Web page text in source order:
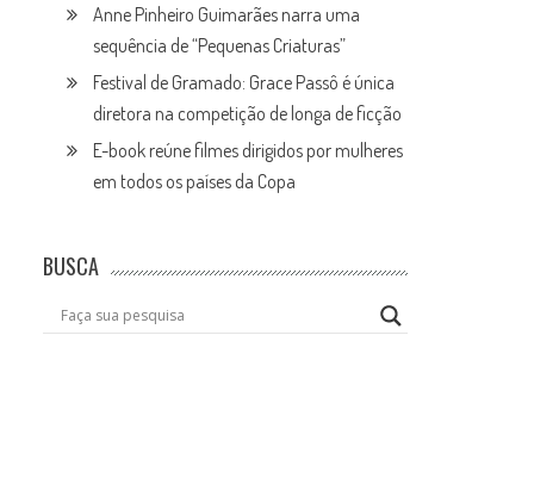
Anne Pinheiro Guimarães narra uma
sequência de “Pequenas Criaturas”
Festival de Gramado: Grace Passô é única
diretora na competição de longa de ficção
E-book reúne filmes dirigidos por mulheres
em todos os países da Copa
BUSCA